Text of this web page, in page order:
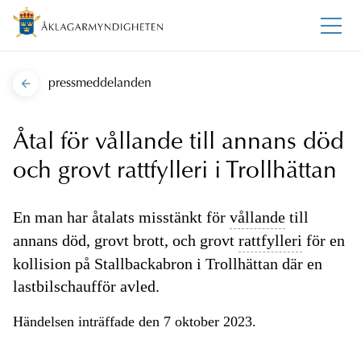
pressmeddelanden
Åtal för vållande till annans död
och grovt rattfylleri i Trollhättan
En man har åtalats misstänkt för vållande till
annans död, grovt brott, och grovt rattfylleri för en
kollision på Stallbackabron i Trollhättan där en
lastbilschaufför avled.
Händelsen inträffade den 7 oktober 2023.